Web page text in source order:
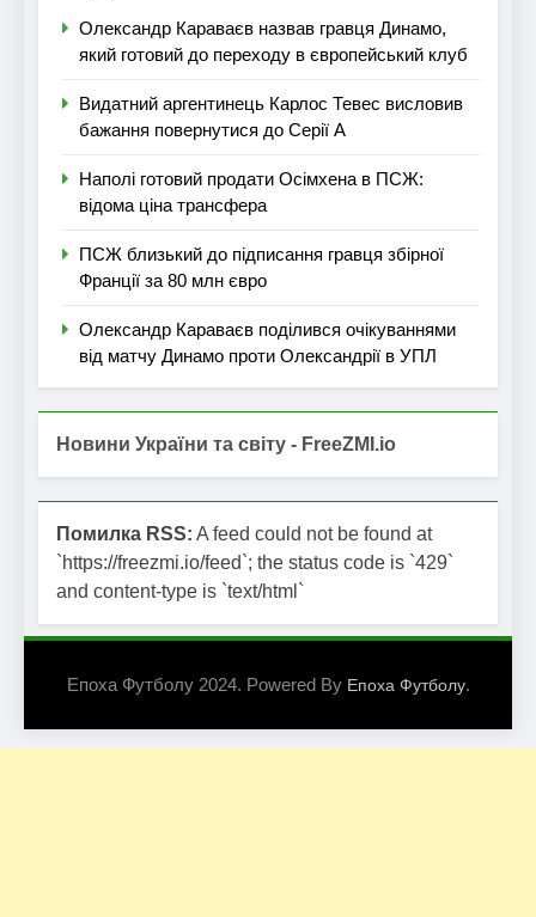
Олександр Караваєв назвав гравця Динамо,
який готовий до переходу в європейський клуб
Видатний аргентинець Карлос Тевес висловив
бажання повернутися до Серії А
Наполі готовий продати Осімхена в ПСЖ:
відома ціна трансфера
ПСЖ близький до підписання гравця збірної
Франції за 80 млн євро
Олександр Караваєв поділився очікуваннями
від матчу Динамо проти Олександрії в УПЛ
Новини України та світу - FreeZMI.io
Помилка RSS: A feed could not be found at
`https://freezmi.io/feed`; the status code is `429`
and content-type is `text/html`
Епоха Футболу 2024. Powered By Епоха Футболу.